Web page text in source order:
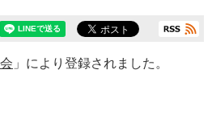
」により登録されました。